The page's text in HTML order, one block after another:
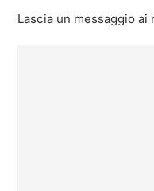
Lascia un messaggio ai